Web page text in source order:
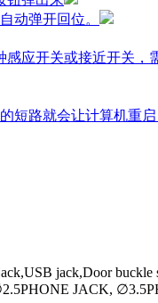
动弹开回位。
应开关或接近开关，
短路就会让计算机重
jack,Door
JACK,